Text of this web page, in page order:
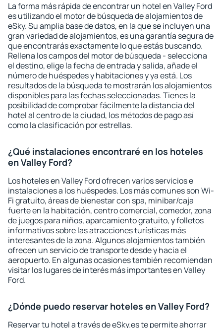
La forma más rápida de encontrar un hotel en Valley Ford
es utilizando el motor de búsqueda de alojamientos de
eSky. Su amplia base de datos, en la que se incluyen una
gran variedad de alojamientos, es una garantía segura de
que encontrarás exactamente lo que estás buscando.
Rellena los campos del motor de búsqueda - selecciona
el destino, elige la fecha de entrada y salida, añade el
número de huéspedes y habitaciones y ya está. Los
resultados de la búsqueda te mostrarán los alojamientos
disponibles para las fechas seleccionadas. Tienes la
posibilidad de comprobar fácilmente la distancia del
hotel al centro de la ciudad, los métodos de pago así
como la clasificación por estrellas.
¿Qué instalaciones encontraré en los hoteles
en Valley Ford?
Los hoteles en Valley Ford ofrecen varios servicios e
instalaciones a los huéspedes. Los más comunes son Wi-
Fi gratuito, áreas de bienestar con spa, minibar/caja
fuerte en la habitación, centro comercial, comedor, zona
de juegos para niños, aparcamiento gratuito, y folletos
informativos sobre las atracciones turísticas más
interesantes de la zona. Algunos alojamientos también
ofrecen un servicio de transporte desde y hacia el
aeropuerto. En algunas ocasiones también recomiendan
visitar los lugares de interés más importantes en Valley
Ford.
¿Dónde puedo reservar hoteles en Valley Ford?
Reservar tu hotel a través de eSky.es te permite ahorrar